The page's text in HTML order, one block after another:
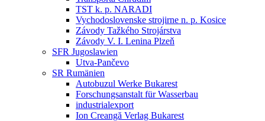
TST k. p. NARADI
Vychodoslovenske strojirne n. p. Kosice
Závody Tažkého Strojárstva
Závody V. I. Lenina Plzeň
SFR Jugoslawien
Utva-Pančevo
SR Rumänien
Autobuzul Werke Bukarest
Forschungsanstalt für Wasserbau
industrialexport
Ion Creangă Verlag Bukarest